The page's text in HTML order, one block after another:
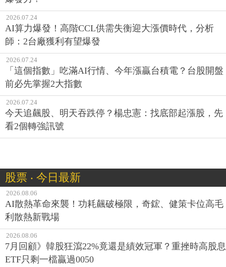
2026.07.24
AI算力爆發！高階CCL供需失衡迎大漲價時代，分析
師：2台廠獲利有望爆發
2026.07.24
「這個指數」吃滿AI行情、今年漲贏台積電？台股開盤
前必先掌握2大指數
2026.07.24
今天追飆股、明天吞跌停？楊忠憲：找底部起漲股，先
看2個轉強訊號
股票 ‧ 今日最新
2026.08.06
AI散熱革命來襲！功耗飆破極限，奇鋐、健策卡位高毛
利散熱新戰場
2026.08.06
7月回顧》韓股狂瀉22%竟還是績效冠軍？重挫時高股息
ETF只剩一檔贏過0050